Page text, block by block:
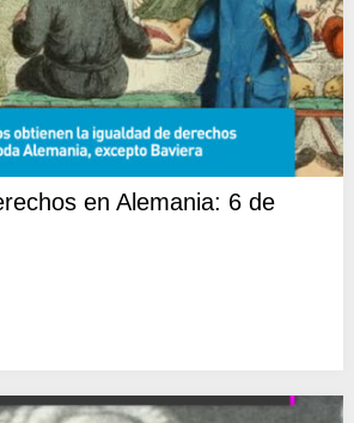
en Alemania: 6 de